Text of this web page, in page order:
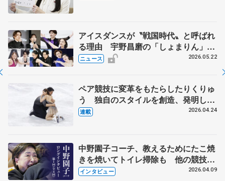
アイスダンスが〝戦国時代〟と呼ばれ
る理由 宇野昌磨の「しょまりん」ら
実力者が相次いで参戦 国内の競争激
ニュース 2026.05.22
ペア競技に変革をもたらしたりくりゅ
う 独自のスタイルを創造、発明した
【引退発表後②】
連載 2026.04.24
中野園子コーチ、教えるためにたこ焼
きを焼いてトイレ掃除も 他の競技に
も通用するという坂本花織の筋肉
インタビュー 2026.04.09